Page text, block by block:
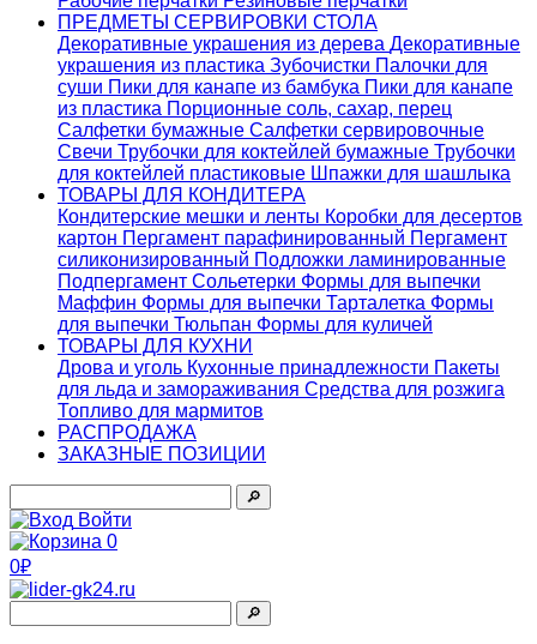
ПРЕДМЕТЫ СЕРВИРОВКИ СТОЛА
Декоративные украшения из дерева Декоративные
украшения из пластика Зубочистки Палочки для
суши Пики для канапе из бамбука Пики для канапе
из пластика Порционные соль, сахар, перец
Салфетки бумажные Салфетки сервировочные
Свечи Трубочки для коктейлей бумажные Трубочки
для коктейлей пластиковые Шпажки для шашлыка
ТОВАРЫ ДЛЯ КОНДИТЕРА
Кондитерские мешки и ленты Коробки для десертов
картон Пергамент парафинированный Пергамент
силиконизированный Подложки ламинированные
Подпергамент Сольетерки Формы для выпечки
Маффин Формы для выпечки Тарталетка Формы
для выпечки Тюльпан Формы для куличей
ТОВАРЫ ДЛЯ КУХНИ
Дрова и уголь Кухонные принадлежности Пакеты
для льда и замораживания Средства для розжига
Топливо для мармитов
РАСПРОДАЖА
ЗАКАЗНЫЕ ПОЗИЦИИ
🔎︎
Войти
0
0₽
🔎︎